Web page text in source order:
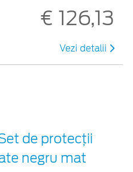
€ 126,13
Vezi detalii
de protecții
negru mat